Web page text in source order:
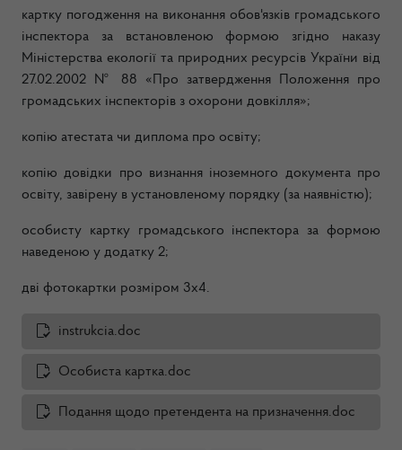
картку погодження на виконання обов'язків громадського
інспектора за встановленою формою згідно наказу
Міністерства екології та природних ресурсів України від
27.02.2002 № 88 «Про затвердження Положення про
громадських інспекторів з охорони довкілля»;
копію атестата чи диплома про освіту;
копію довідки про визнання іноземного документа про
освіту, завірену в установленому порядку (за наявністю);
особисту картку громадського інспектора за формою
наведеною у додатку 2;
дві фотокартки розміром 3х4.
instrukcia.doc
Особиста картка.doc
Подання щодо претендента на призначення.doc